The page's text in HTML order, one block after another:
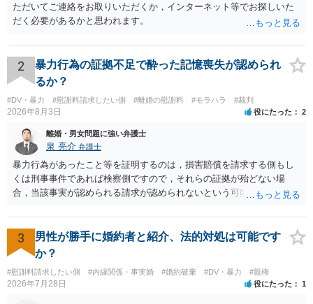
ただいてご連絡をお取りいただくか，インターネット等でお探しいた
だく必要があるかと思われます。
2
暴力行為の証拠不足で酔った記憶喪失が認められ
るか？
#DV・暴力 #慰謝料請求したい側 #離婚の慰謝料 #モラハラ #裁判
2026年8月3日 役にたった 2
離婚・男女問題に強い弁護士
泉 亮介 弁護士
暴力行為があったこと等を証明するのは，損害賠償を請求する側もし
くは刑事事件であれば検察側ですので，それらの証拠が殆どない場
合，当該事実が認められる請求が認められないという可能性はあるで
3
男性が勝手に婚約者と紹介、法的対処は可能です
か？
#慰謝料請求したい側 #内縁関係・事実婚 #婚約破棄 #DV・暴力 #親権
2026年7月28日 役にたった 1